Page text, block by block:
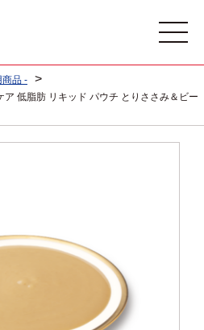
商品 - >
低脂肪 リキッド パウチ とりささみ＆ビー